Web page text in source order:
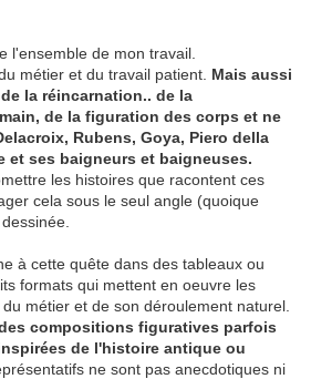
l'ensemble de mon travail.
métier et du travail patient. Mais aussi
la réincarnation.. de la
de la figuration des corps et ne
Rubens, Goya, Piero della
et ses baigneurs et baigneuses.
les histoires que racontent ces
cela sous le seul angle (quoique
à cette quête dans des tableaux ou
formats qui mettent en oeuvre les
métier et de son déroulement naturel.
compositions figuratives parfois
de l'histoire antique ou
ne sont pas anecdotiques ni